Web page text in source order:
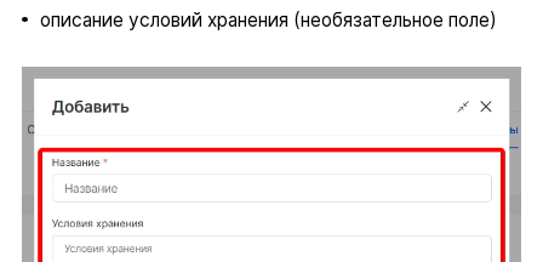
описание условий хранения (необязательное поле)